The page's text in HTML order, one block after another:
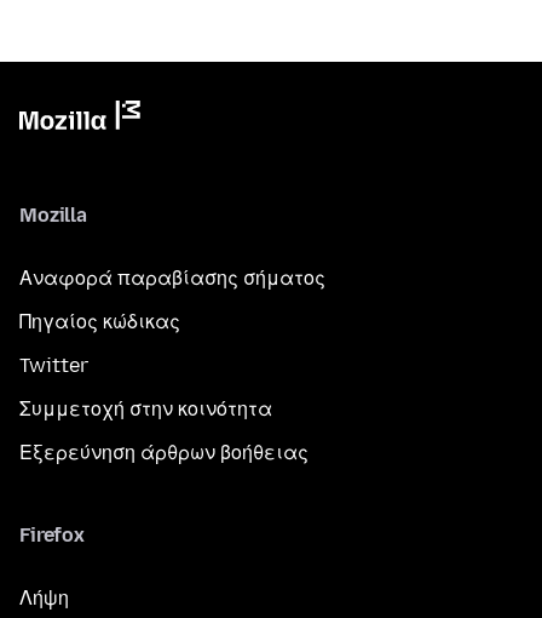
Mozilla
Αναφορά παραβίασης σήματος
Πηγαίος κώδικας
Twitter
Συμμετοχή στην κοινότητα
Εξερεύνηση άρθρων βοήθειας
Firefox
Λήψη